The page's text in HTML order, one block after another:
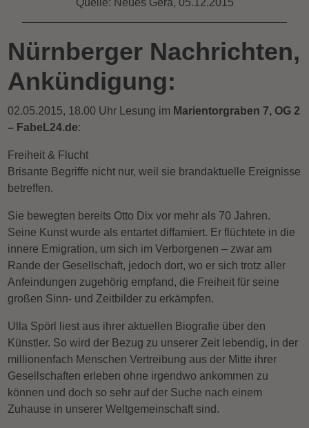
Nürnberger Nachrichten,
Ankündigung:
02.05.2015, 18.00 Uhr Lesung im Marientorgraben 7, OG 2
– FabeL24.de:
Freiheit & Flucht
Brisante Begriffe nicht nur, weil sie brandaktuelle Ereignisse
betreffen.
Sie bewegten bereits Otto Dix vor mehr als 70 Jahren.
Seine Kunst wurde als entartet diffamiert. Er flüchtete in die
innere Emigration, um sich im Verborgenen – zwar am
Rande der Gesellschaft, jedoch dort, wo er sich trotz aller
Anfeindungen zugehörig empfand, die Freiheit für seine
großen Sinn- und Zeitbilder zu erkämpfen.
Ulla Spörl liest aus ihrer aktuellen Biografie über den
Künstler. So wird der Bezug zu unserer Zeit lebendig, in der
millionenfach Menschen Vertreibung aus der Mitte ihrer
Gesellschaften erleben ohne irgendwo ankommen zu
können und doch so sehr auf der Suche nach einem
Zuhause in unserer Weltgemeinschaft sind.